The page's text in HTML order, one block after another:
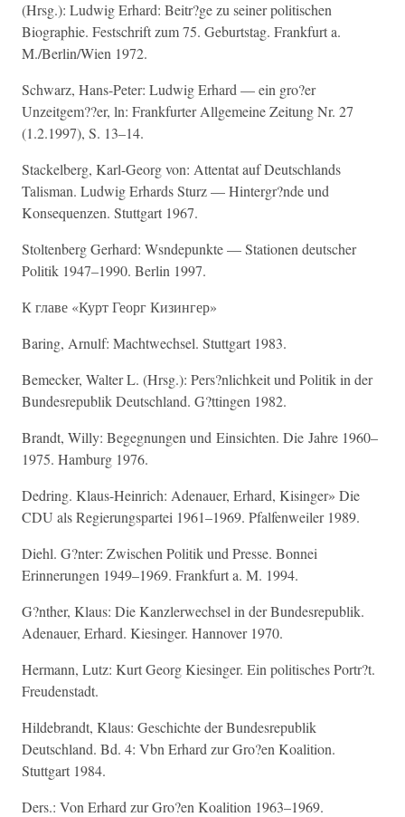
(Hrsg.): Ludwig Erhard: Beitr?ge zu seiner politischen
Biographie. Festschrift zum 75. Geburtstag. Frankfurt a.
M./Berlin/Wien 1972.
Schwarz, Hans-Peter: Ludwig Erhard — ein gro?er
Unzeitgem??er, ln: Frankfurter Allgemeine Zeitung Nr. 27
(1.2.1997), S. 13–14.
Stackelberg, Karl-Georg von: Attentat auf Deutschlands
Talisman. Ludwig Erhards Sturz — Hintergr?nde und
Konsequenzen. Stuttgart 1967.
Stoltenberg Gerhard: Wsndepunkte — Stationen deutscher
Politik 1947–1990. Berlin 1997.
К главе «Курт Георг Кизингер»
Baring, Arnulf: Machtwechsel. Stuttgart 1983.
Bemecker, Walter L. (Hrsg.): Pers?nlichkeit und Politik in der
Bundesrepublik Deutschland. G?ttingen 1982.
Brandt, Willy: Begegnungen und Einsichten. Die Jahre 1960–
1975. Hamburg 1976.
Dedring. Klaus-Heinrich: Adenauer, Erhard, Kisinger» Die
CDU als Regierungspartei 1961–1969. Pfalfenweiler 1989.
Diehl. G?nter: Zwischen Politik und Presse. Bonnei
Erinnerungen 1949–1969. Frankfurt a. M. 1994.
G?nther, Klaus: Die Kanzlerwechsel in der Bundesrepublik.
Adenauer, Erhard. Kiesinger. Hannover 1970.
Hermann, Lutz: Kurt Georg Kiesinger. Ein politisches Portr?t.
Freudenstadt.
Hildebrandt, Klaus: Geschichte der Bundesrepublik
Deutschland. Bd. 4: Vbn Erhard zur Gro?en Koalition.
Stuttgart 1984.
Ders.: Von Erhard zur Gro?en Koalition 1963–1969.